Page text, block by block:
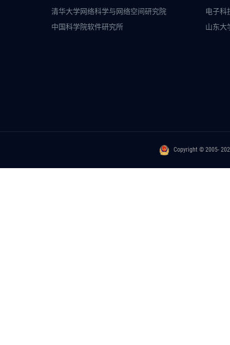
清华大学网络科学与网络空间研究院
电子科
中国科学院软件研究所
山东大
Copyright © 2005-